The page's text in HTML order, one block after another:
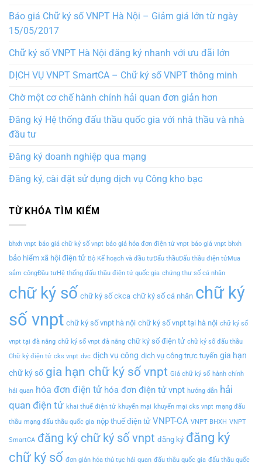
Báo giá Chữ ký số VNPT Hà Nội – Giảm giá lớn từ ngày
15/05/2017
Chữ ký số VNPT Hà Nội đăng ký nhanh với ưu đãi lớn
DỊCH VỤ VNPT SmartCA – Chữ ký số VNPT thông minh
Chờ một cơ chế hành chính hải quan đơn giản hơn
Đăng ký Hệ thống đấu thầu quốc gia với nhà thầu và nhà
đầu tư
Đăng ký doanh nghiệp qua mạng
Đăng ký, cài đặt sử dụng dịch vụ Công kho bạc
TỪ KHÓA TÌM KIẾM
bhxh vnpt báo giá chữ ký số vnpt báo giá hóa đơn điện tử vnpt báo giá vnpt bhxh
bảo hiểm xã hội điện tử Bộ Kế hoạch và đầu tưĐấu thầuĐấu thầu điện tửMua
sắm côngĐầu tưHệ thống đấu thầu điện tử quốc gia chứng thư số cá nhân
chữ ký số chữ ký số ckca chữ ký số cá nhân chữ ký
số vnpt chữ ký số vnpt hà nội chữ ký số vnpt tại hà nội chữ ký số
vnpt tại đà nẵng chữ ký số vnpt đà nẵng chữ ký số điện tử chữ ký số đấu thầu
Chữ ký điện tử cks vnpt dvc dịch vụ công dịch vụ công trực tuyến gia hạn
chữ ký số gia hạn chữ ký số vnpt Giá chữ ký số hành chính
hải quan hóa đơn điện tử hóa đơn điện tử vnpt hướng dẫn hải
quan điện tử khai thuế điện tử khuyến mại khuyến mại cks vnpt mạng đấu
thầu mạng đấu thầu quốc gia nộp thuế điện tử VNPT-CA VNPT BHXH VNPT
SmartCA đăng ký chữ ký số vnpt đăng ký đăng ký
chữ ký số đơn giản hóa thủ tục hải quan đấu thầu quốc gia đấu thầu quốc